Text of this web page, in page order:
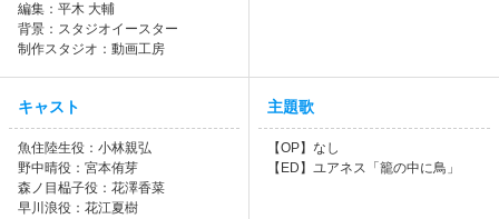
編集：平木 大輔
背景：スタジオイースター
制作スタジオ：動画工房
キャスト
魚住陸生役：小林親弘
野中晴役：宮本侑芽
森ノ目榀子役：花澤香菜
早川浪役：花江夏樹
主題歌
【OP】なし
【ED】ユアネス「籠の中に鳥」